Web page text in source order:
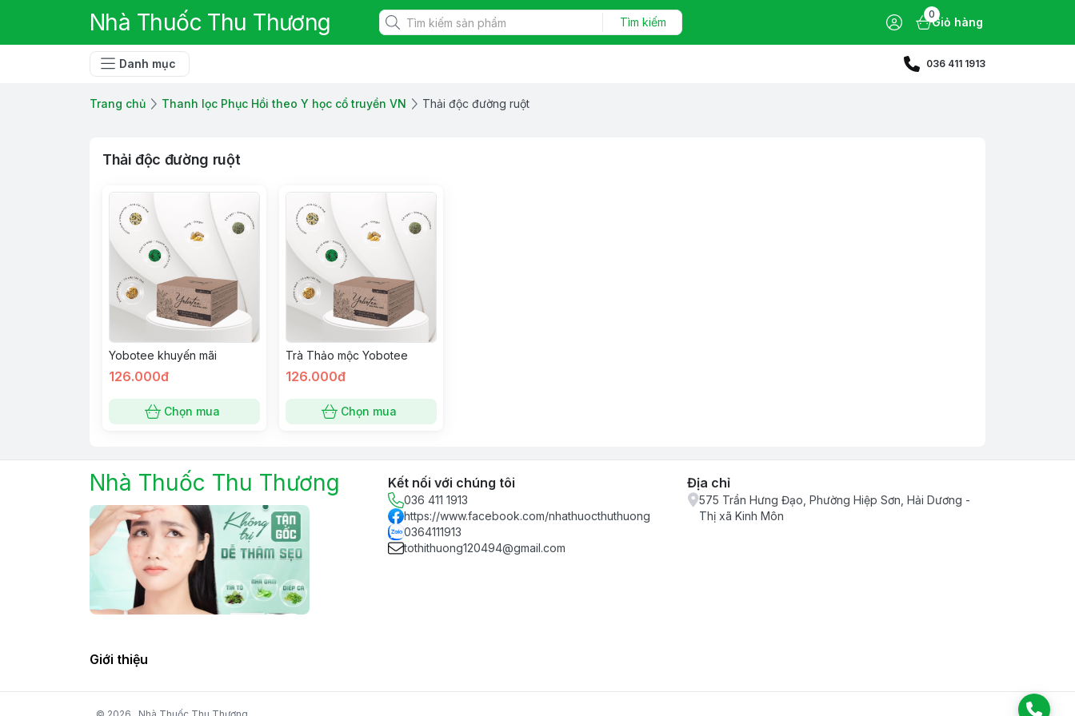
Nhà Thuốc Thu Thương Tìm kiếm
0
Giỏ hàng
Danh mục 036 411 1913
Trang chủ Thanh lọc Phục Hồi theo Y học cổ truyền VN Thải độc đường ruột
Thải độc đường ruột
Yobotee khuyến mãi
126.000đ
Chọn mua
Trà Thảo mộc Yobotee
126.000đ
Chọn mua
Nhà Thuốc Thu Thương Kết nối với chúng tôi
036 411 1913
https://www.facebook.com/nhathuocthuthuong
0364111913
tothithuong120494@gmail.com
Địa chỉ
575 Trần Hưng Đạo, Phường Hiệp Sơn, Hải Dương -
Thị xã Kinh Môn
Giới thiệu